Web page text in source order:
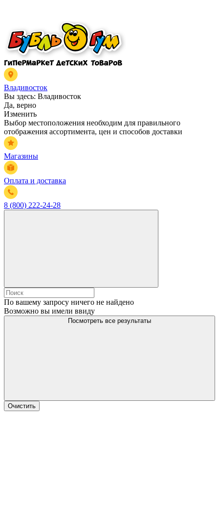
Владивосток
Вы здесь: Владивосток
Да, верно
Изменить
Выбор местоположения необходим для правильного
отображения ассортимента, цен и способов доставки
Магазины
Оплата и доставка
8 (800) 222-24-28
По вашему запросу ничего не найдено
Возможно вы имели ввиду
Посмотреть все результаты
Очистить